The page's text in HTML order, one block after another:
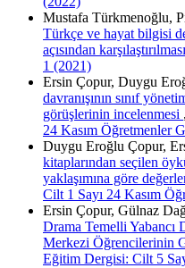
Mustafa Türkmenoğlu,
Türkçe ve hayat bilgisi
açısından karşılaştırılması
1 (2021)
Ersin Çopur, Duygu
davranışının sınıf
görüşlerinin incelenmesi ,
24 Kasım Öğretmenler
Duygu Eroğlu Çopur,
kitaplarından seçilen
yaklaşımına göre
Cilt 1 Sayı 24 Kasım
Ersin Çopur, Gülnaz
Drama Temelli
Merkezi Öğrencilerinin
Eğitim Dergisi: Cilt 5